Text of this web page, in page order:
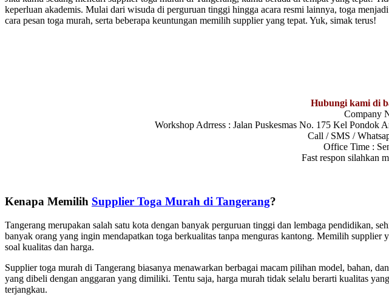
keperluan akademis. Mulai dari wisuda di perguruan tinggi hingga acara resmi lainnya, toga
cara pesan toga murah, serta beberapa keuntungan memilih supplier yang tepat. Yuk, simak terus!
Hubungi kami di
Company
Workshop Adrress : Jalan Puskesmas No. 175 Kel Pondok
Call / SMS /
Office Time :
Fast respon silahkan
Kenapa Memilih Supplier Toga Murah di Tangerang?
Tangerang merupakan salah satu kota dengan banyak perguruan tinggi dan lembaga pendidikan,
banyak orang yang ingin mendapatkan toga berkualitas tanpa menguras kantong. Memilih
soal kualitas dan harga.
Supplier toga murah di Tangerang biasanya menawarkan berbagai macam pilihan model, bahan,
yang dibeli dengan anggaran yang dimiliki. Tentu saja, harga murah tidak selalu berarti kualitas
terjangkau.